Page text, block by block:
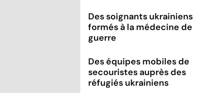
Des soignants ukrainiens
formés à la médecine de
guerre
Des équipes mobiles de
secouristes auprès des
réfugiés ukrainiens